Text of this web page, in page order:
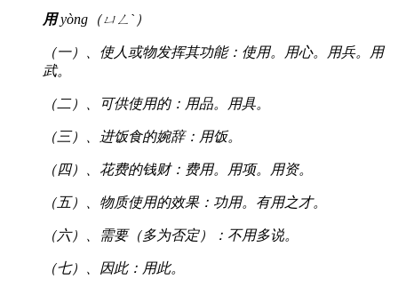
用yòng（ㄩㄥˋ）
（一）、使人或物发挥其功能：使用。用心。用兵。用
武。
（二）、可供使用的：用品。用具。
（三）、进饭食的婉辞：用饭。
（四）、花费的钱财：费用。用项。用资。
（五）、物质使用的效果：功用。有用之才。
（六）、需要（多为否定）：不用多说。
（七）、因此：用此。